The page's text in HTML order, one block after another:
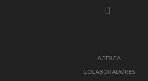
ACERCA
COLABORADORES